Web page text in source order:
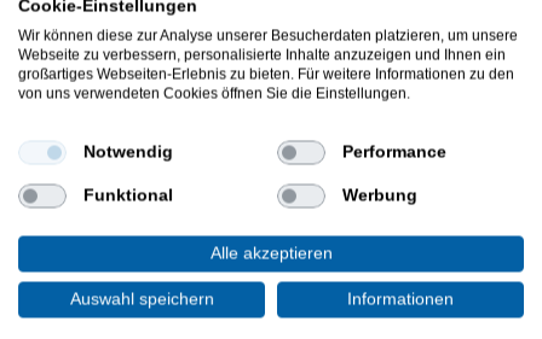
gefärbte Bienenmaden
sehr haltbar am Angelhaken
Lieferumfang: 8g entspricht ca. 20-25 Stück je
nach Größes
Ein Geheimtip als Forellenköder beim Forellenangeln
am Forellensee sind die Mosella Camole Maden
Forellenköder wie Bienenmaden.
WEITERE INTERESSANTE ARTIKEL
Cookie-Einstellungen
Wir können diese zur Analyse unserer Besucherdaten platzieren, um unsere
Webseite zu verbessern, personalisierte Inhalte anzuzeigen und Ihnen ein
großartiges Webseiten-Erlebnis zu bieten. Für weitere Informationen zu den
von uns verwendeten Cookies öffnen Sie die Einstellungen.
Notwendig Performance
Funktional Werbung
Alle akzeptieren
Auswahl speichern Informationen